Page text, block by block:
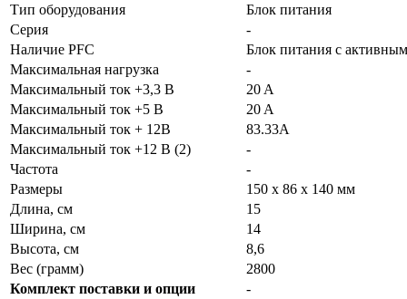
Тип оборудования
Блок питания
Серия
-
Наличие PFC
Блок питания с
Максимальная нагрузка
-
Максимальный ток +3,3 В
20 A
Максимальный ток +5 В
20 A
Максимальный ток + 12В
83.33А
Максимальный ток +12 В (2)
-
Частота
-
Размеры
150 х 86 х 140 мм
Длина, см
15
Ширина, см
14
Высота, см
8,6
Вес (грамм)
2800
Комплект поставки и опции
-